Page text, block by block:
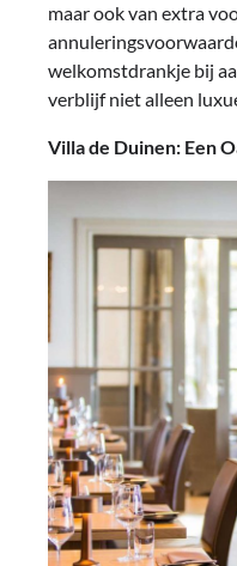
maar ook van extra
welkomstdrankje bij
verblijf niet alleen
Villa de Duinen: Een